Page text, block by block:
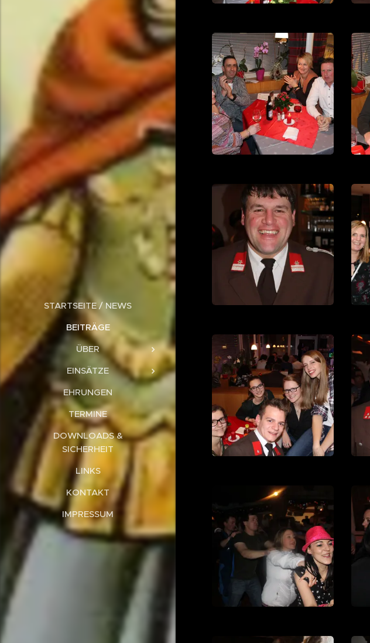
STARTSEITE / NEWS
BEITRÄGE
ÜBER
EINSÄTZE
EHRUNGEN
TERMINE
DOWNLOADS &
SICHERHEIT
LINKS
KONTAKT
IMPRESSUM